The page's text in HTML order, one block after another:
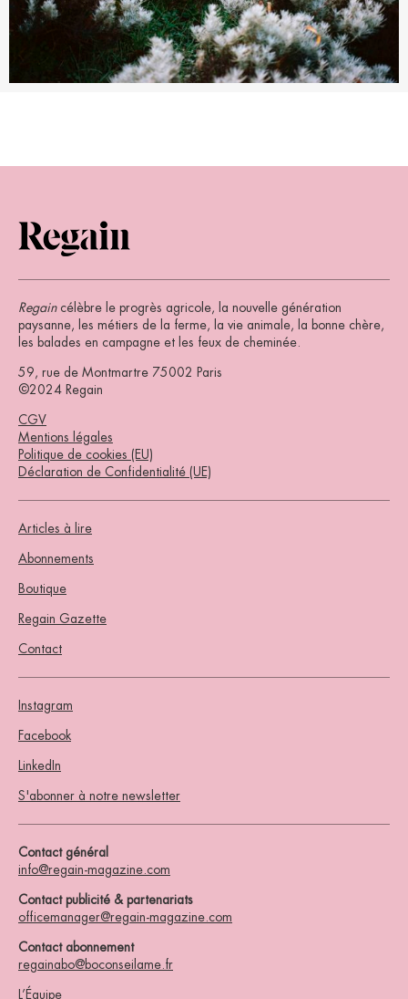
Regaincélèbre le progrès agricole, la nouvelle génération
paysanne, les métiers de la ferme, la vie animale, la bonne chère,
les balades en campagne et les feux de cheminée.
59, rue de Montmartre 75002 Paris
©2024 Regain
CGV
Mentions légales
Politique de cookies (EU)
Déclaration de Confidentialité (UE)
Articles à lire
Abonnements
Boutique
Regain Gazette
Contact
Instagram
Facebook
LinkedIn
S'abonner à notre newsletter
Contact général
info@regain-magazine.com
Contact publicité & partenariats
officemanager@regain-magazine.com
Contact abonnement
regainabo@boconseilame.fr
L’Équipe